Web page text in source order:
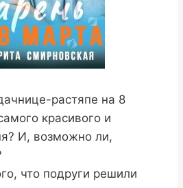
растяпе на 8
красивого и
И, возможно ли,
что подруги решили